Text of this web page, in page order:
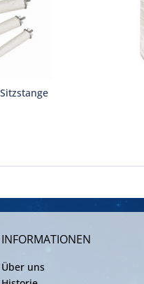
INFORMATIONEN
Über uns